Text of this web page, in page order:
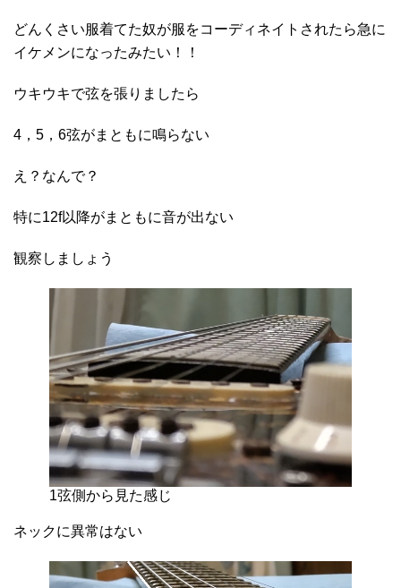
どんくさい服着てた奴が服をコーディネイトされたら急に
イケメンになったみたい！！
ウキウキで弦を張りましたら
4，5，6弦がまともに鳴らない
え？なんで？
特に12f以降がまともに音が出ない
観察しましょう
1弦側から見た感じ
ネックに異常はない